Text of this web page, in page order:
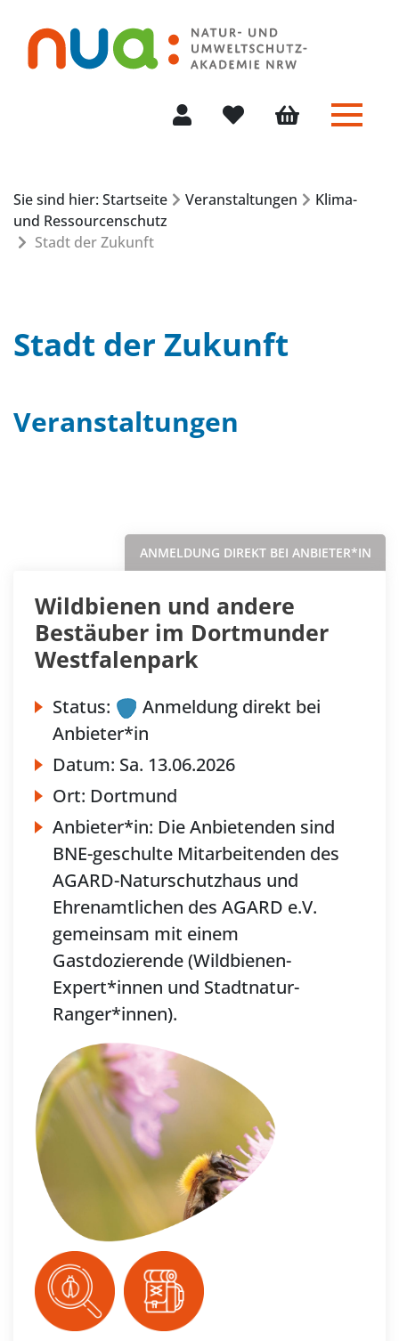
Menü
Sie sind hier: Startseite Veranstaltungen
Klima-
und Ressourcenschutz
Stadt der Zukunft
Stadt der Zukunft
Veranstaltungen
ANMELDUNG DIREKT BEI ANBIETER*IN
Wildbienen und andere
Bestäuber im Dortmunder
Westfalenpark
Status:
Anmeldung direkt bei
Anbieter*in
Datum: Sa. 13.06.2026
Ort: Dortmund
Anbieter*in: Die Anbietenden sind
BNE-geschulte Mitarbeitenden des
AGARD-Naturschutzhaus und
Ehrenamtlichen des AGARD e.V.
gemeinsam mit einem
Gastdozierende (Wildbienen-
Expert*innen und Stadtnatur-
Ranger*innen).